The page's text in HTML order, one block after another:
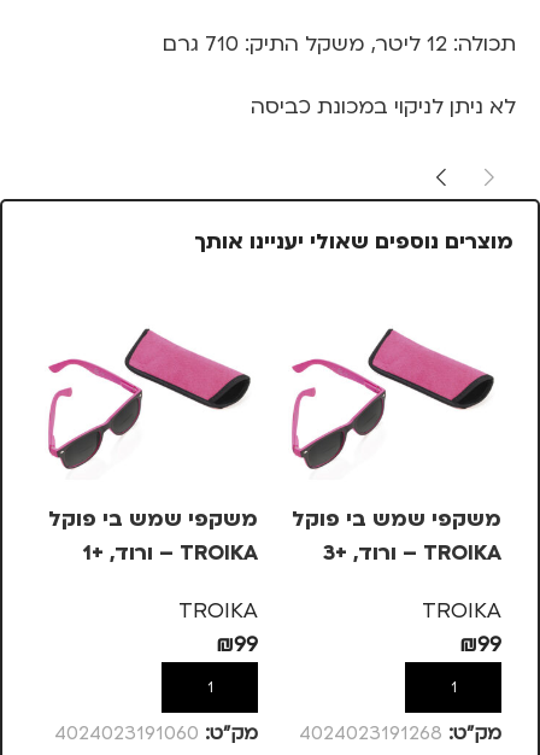
תכולה: 12 ליטר, משקל התיק: 710 גרם
לא ניתן לניקוי במכונת כביסה
מוצרים נוספים שאולי יעניינו אותך
משקפי שמש בי פוקל
TROIKA – ורוד, +3
TROIKA
₪99
הוספה לסל
מק”ט: 4024023191268
משקפי שמש בי פוקל
TROIKA – ורוד, +1
TROIKA
₪99
הוספה לסל
מק”ט: 4024023191060